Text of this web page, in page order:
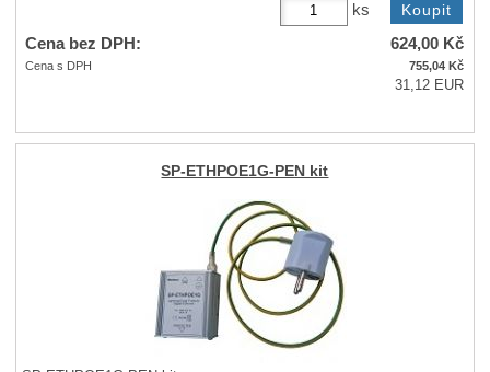
ks
Cena bez DPH: 624,00 Kč
Cena s DPH 755,04Kč
31,12 EUR
SP-ETHPOE1G-PEN kit